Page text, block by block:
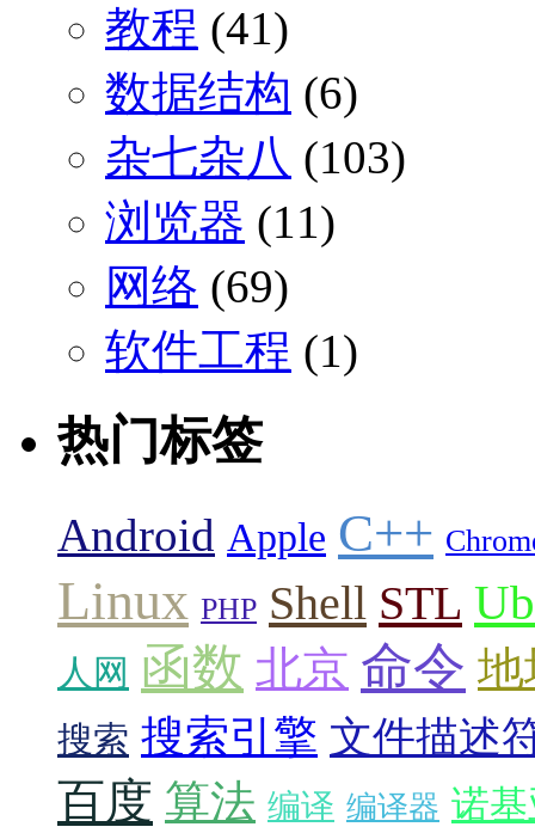
教程 (41)
数据结构 (6)
杂七杂八 (103)
浏览器 (11)
网络 (69)
软件工程 (1)
热门标签
Android Apple C++
Linux PHP Shell STL
人网 函数 北京 命令 地
搜索 搜索引擎 文件描述
百度 算法 编译 编译器 诺